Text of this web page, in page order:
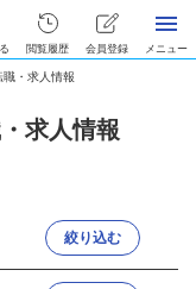
閲覧履歴 会員登録 メニュー
・求人情報
求人情報
絞り込む